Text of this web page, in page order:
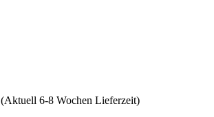
(Aktuell 6-8 Wochen Lieferzeit)